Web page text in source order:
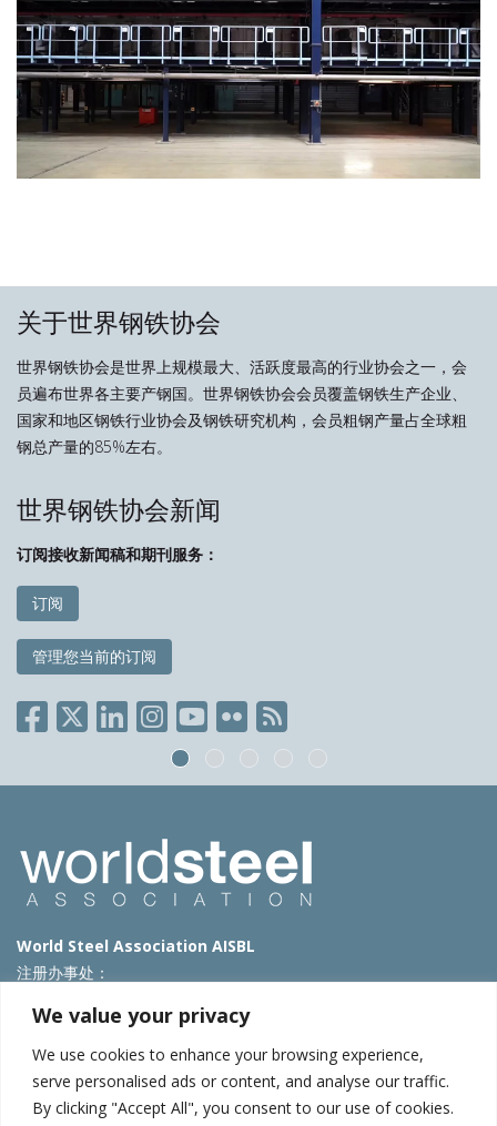
We value your privacy
We use cookies to enhance your browsing experience,
serve personalised ads or content, and analyse our traffic.
By clicking "Accept All", you consent to our use of cookies.
关于世界钢铁协会
世界钢铁协会是世界上规模最大、活跃度最高的行业协会之一，会
员遍布世界各主要产钢国。世界钢铁协会会员覆盖钢铁生产企业、
国家和地区钢铁行业协会及钢铁研究机构，会员粗钢产量占全球粗
钢总产量的85%左右。
世界钢铁协会新闻
订阅接收新闻稿和期刊服务：
订阅
管理您当前的订阅
World Steel Association AISBL
注册办事处：
T: +32 2 702 89 00 – E:steel@worldsteel.org
北京市朝阳区霄云路40号院国航世纪大厦1号楼3层3F